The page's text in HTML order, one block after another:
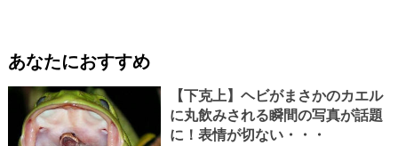
あなたにおすすめ
【下克上】ヘビがまさかのカエル
に丸飲みされる瞬間の写真が話題
に！表情が切ない・・・